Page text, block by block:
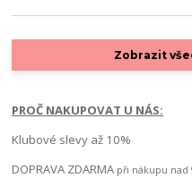
Zobrazit
PROČ NAKUPOVAT U NÁS:
Klubové slevy až 10%
DOPRAVA ZDARMA při nákupu nad